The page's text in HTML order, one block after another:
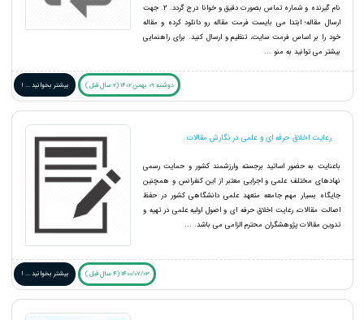
نام گیرنده و شماره تماس بصورت دقیق و خوانا درج گردد. ۲. جهت
ارسال مقاله؛ ابتدا می بایست فرمت مقاله رو دانلود کرده و مقاله
خود را بر اساس فرمت سایت، تنظیم و ارسال کنید. برای راهنمایی
بیشتر می توانید به منو ...
دوشنبه 09 بهمن 1402 (2 سال قبل ) بیشتر بخوانید ... !
رعایت اخلاق حرفه ای و علمی در نگارش مقالات
باعنایت به حضور اساتید برجسته وارزشمند کشور و حمایت رسمی
نهادهای مختلف علمی و اجرایی معتبر از این کنفرانس و همچنین
جایگاه بسیار مهم جامعه متعهد علمی دانشگاهی کشور در حفظ
اصالت مقالات، رعایت اخلاق حرفه ای و اصول اولیه علمی در تهیه و
تدوین مقالات پژوهشگران محترم الزامی می باشد. ...
1400/07/03 (4 سال قبل ) بیشتر بخوانید ... !